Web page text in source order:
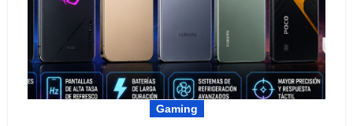
Gaming